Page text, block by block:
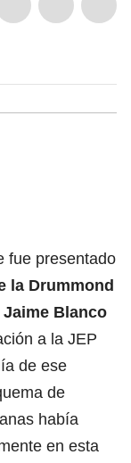
fue presentado
la Drummond
Blanco
a la JEP
de ese
de
había
en esta